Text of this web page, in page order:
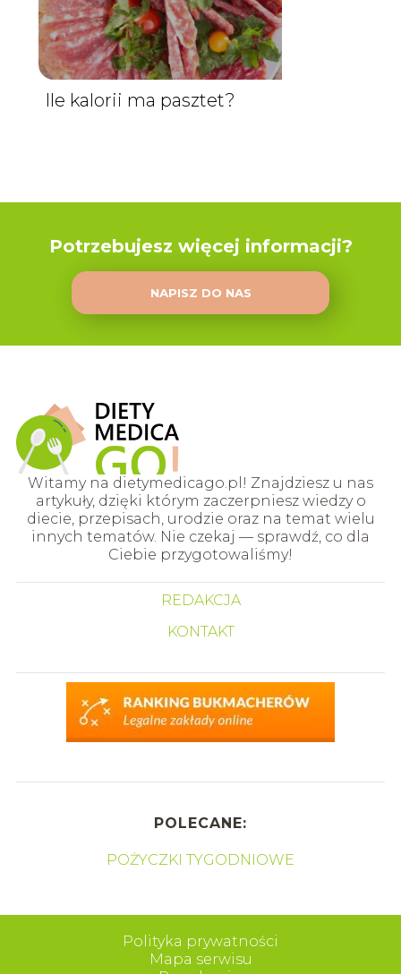
Ile kalorii ma pasztet?
Potrzebujesz więcej informacji?
NAPISZ DO NAS
Witamy na dietymedicago.pl! Znajdziesz u nas
artykuły, dzięki którym zaczerpniesz wiedzy o
diecie, przepisach, urodzie oraz na temat wielu
innych tematów. Nie czekaj — sprawdź, co dla
Ciebie przygotowaliśmy!
REDAKCJA
KONTAKT
POLECANE:
POŻYCZKI TYGODNIOWE
Polityka prywatności
Mapa serwisu